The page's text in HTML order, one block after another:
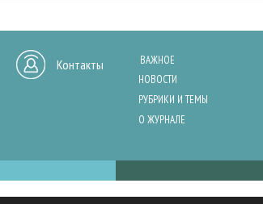
Контакты
ВАЖНОЕ
НОВОСТИ
РУБРИКИ И ТЕМЫ
О ЖУРНАЛЕ